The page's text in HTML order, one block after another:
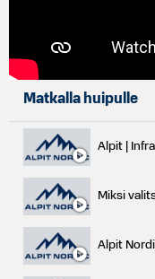
Matkalla huipulle
Alpit |
Miksi
Alpit